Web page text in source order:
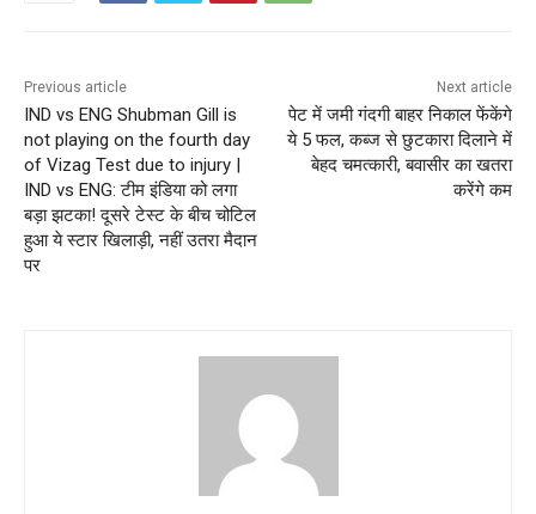
Previous article
IND vs ENG Shubman Gill is
not playing on the fourth day
of Vizag Test due to injury |
IND vs ENG: टीम इंडिया को लगा
बड़ा झटका! दूसरे टेस्ट के बीच चोटिल
हुआ ये स्टार खिलाड़ी, नहीं उतरा मैदान
पर
Next article
पेट में जमी गंदगी बाहर निकाल फेंकेंगे
ये 5 फल, कब्ज से छुटकारा दिलाने में
बेहद चमत्कारी, बवासीर का खतरा
करेंगे कम